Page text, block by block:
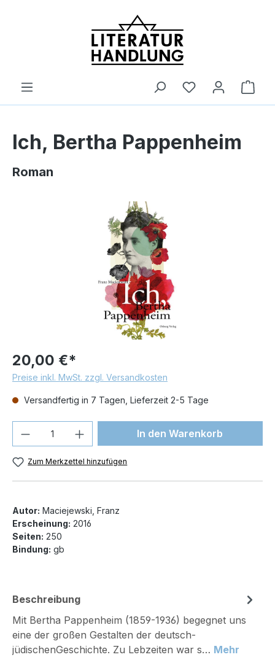
Ich, Bertha Pappenheim
Roman
20,00 €*
Preise inkl. MwSt. zzgl. Versandkosten
Versandfertig in 7 Tagen, Lieferzeit 2-5 Tage
Produkt Anzahl: Gib denIn den Warenkorb
Zum Merkzettel hinzufügen
Autor: Maciejewski, Franz
Erscheinung: 2016
Seiten: 250
Bindung: gb
Beschreibung
Mit Bertha Pappenheim (1859-1936) begegnet uns
eine der großen Gestalten der deutsch-
jüdischenGeschichte. Zu Lebzeiten war s… Mehr